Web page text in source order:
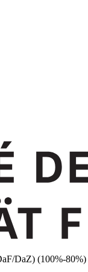
DaZ) (100%-80%)